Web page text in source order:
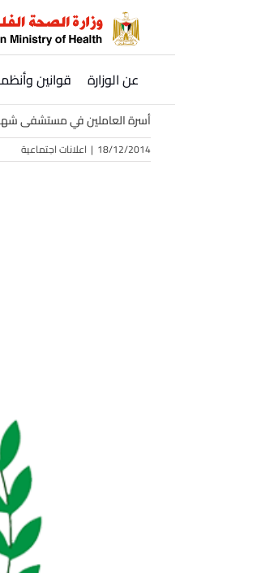
عن الوزارة قوانين
أسرة العاملين في مستشفى
18/12/2014
| اعلانات اجتماعية